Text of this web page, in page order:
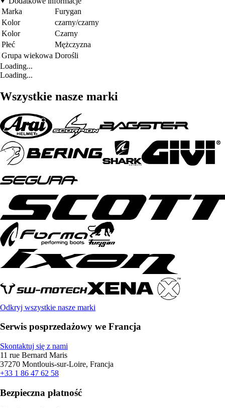
Marka
Furygan
Kolor
czarny/czarny
Kolor
Czarny
Płeć
Mężczyzna
Grupa wiekowa Dorośli
Loading...
Loading...
Wszystkie nasze marki
Odkryj wszystkie nasze marki
Serwis posprzedażowy we Francja
Skontaktuj się z nami
11 rue Bernard Maris
37270 Montlouis-sur-Loire, Francja
+33 1 86 47 62 58
Bezpieczna płatność